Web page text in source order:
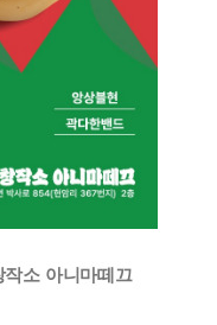
소 아니마떼끄